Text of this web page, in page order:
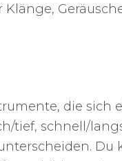
Klänge,
die sich
tief, schnell/
Du